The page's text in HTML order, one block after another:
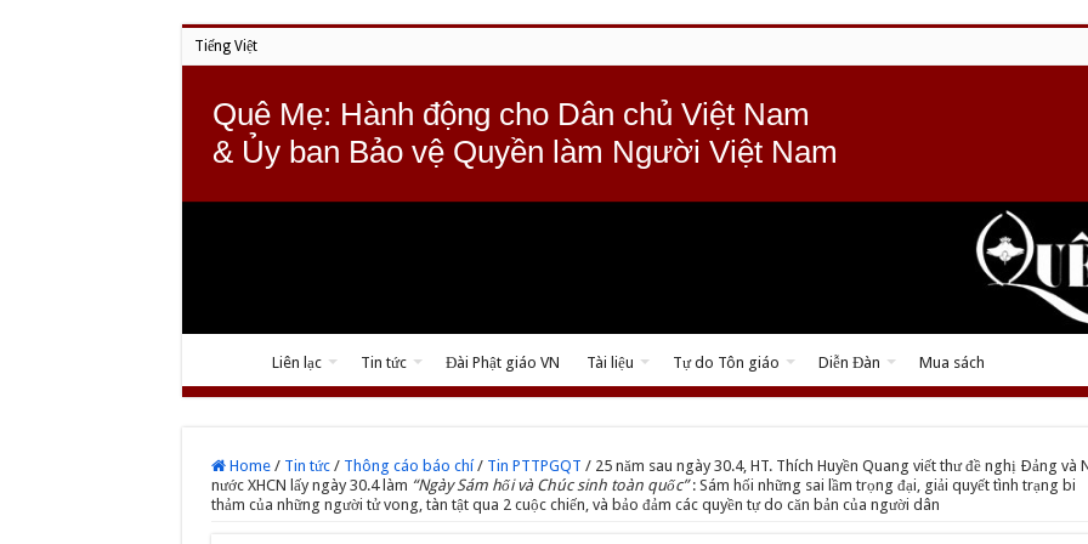
Tiếng Việt
Quê Mẹ: Hành động cho Dân chủ Việt Nam
& Ủy ban Bảo vệ Quyền làm Người Việt Nam
Liên lạc Tin tức Đài Phật giáo VN Tài liệu Tự do Tôn giáo Diễn Đàn Mua sách
Home / Tin tức / Thông cáo báo chí / Tin PTTPGQT / 25 năm sau ngày 30.4, HT. Thích Huyền Quang viết thư đề nghị Ðảng và
nước XHCN lấy ngày 30.4 làm “Ngày Sám hối và Chúc sinh toàn quốc”: Sám hối những sai lầm trọng đại, giải quyết tình trạng bi
thảm của những người tử vong, tàn tật qua 2 cuộc chiến, và bảo đảm các quyền tự do căn bản của người dân